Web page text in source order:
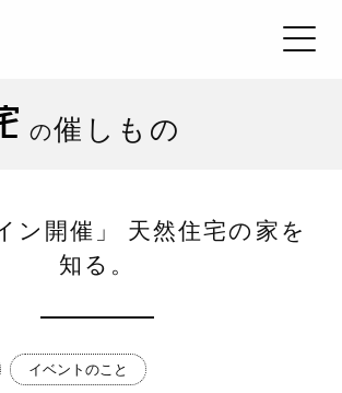
の催しもの
ン開催」 天然住宅の家を
知る。
イベントのこと